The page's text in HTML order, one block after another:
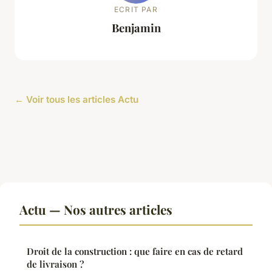
ECRIT PAR
Benjamin
← Voir tous les articles Actu
Actu — Nos autres articles
Droit de la construction : que faire en cas de retard
de livraison ?